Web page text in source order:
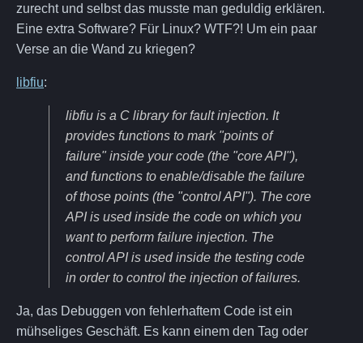
zurecht und selbst das musste man geduldig erklären.
Eine extra Software? Für Linux? WTF?! Um ein paar
Verse an die Wand zu kriegen?
libfiu:
libfiu is a C library for fault injection. It
provides functions to mark "points of
failure" inside your code (the "core API"),
and functions to enable/disable the failure
of those points (the "control API"). The core
API is used inside the code on which you
want to perform failure injection. The
control API is used inside the testing code
in order to control the injection of failures.
Ja, das Debuggen von fehlerhaftem Code ist ein
mühseliges Geschäft. Es kann einem den Tag oder